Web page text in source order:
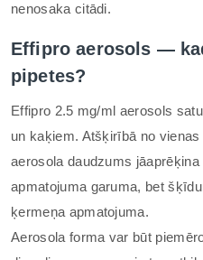
nenosaka citādi.
Effipro aerosols —
pipetes?
Effipro 2.5 mg/ml aerosols
un kaķiem. Atšķirībā no
aerosola daudzums
apmatojuma garuma, bet
ķermeņa apmatojuma.
Aerosola forma var būt